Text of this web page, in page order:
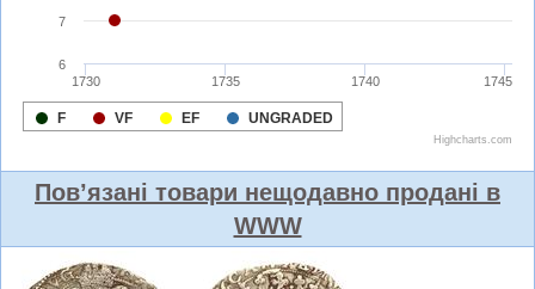
Пов’язані товари нещодавно продані в
WWW